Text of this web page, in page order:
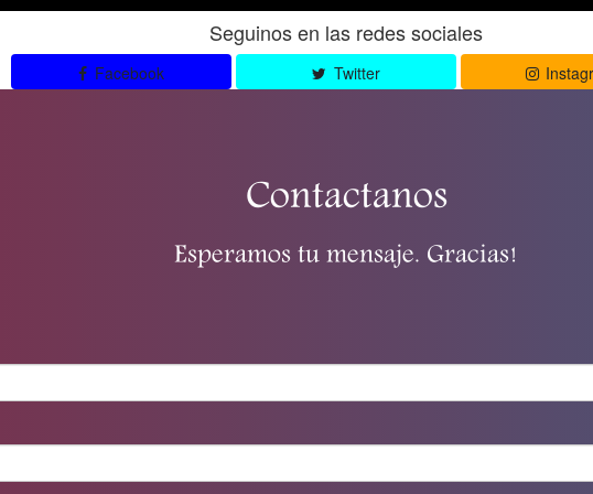
Seguinos en las redes sociales
Facebook Twitter
Contactanos
Esperamos tu mensaje. Gracias!